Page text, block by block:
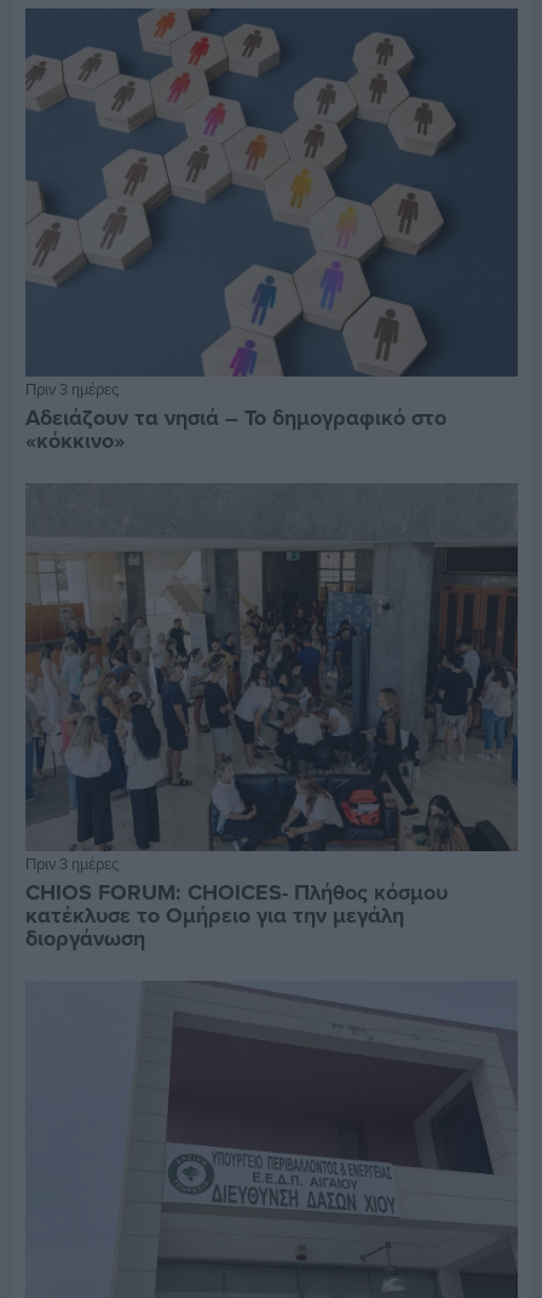
Πριν 3 ημέρες
Αδειάζουν τα νησιά – Το δημογραφικό στο
«κόκκινο»
Πριν 3 ημέρες
CHIOS FORUM: CHOICES- Πλήθος κόσμου
κατέκλυσε το Ομήρειο για την μεγάλη
διοργάνωση